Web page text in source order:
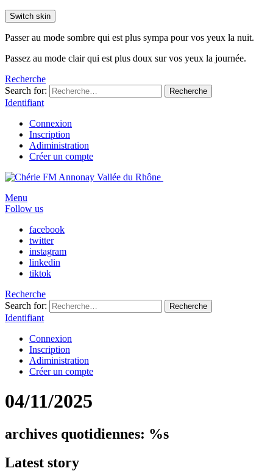
Switch skin
Passer au mode sombre qui est plus sympa pour vos yeux la nuit.
Passez au mode clair qui est plus doux sur vos yeux la journée.
Recherche
Search for:
Recherche
Identifiant
Connexion
Inscription
Adiministration
Créer un compte
Menu
Follow us
facebook
twitter
instagram
linkedin
tiktok
Recherche
Search for:
Recherche
Identifiant
Connexion
Inscription
Adiministration
Créer un compte
04/11/2025
archives quotidiennes: %s
Latest story